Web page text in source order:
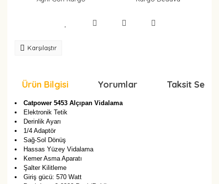
Karşılaştır
Ürün Bilgisi Yorumlar Taksit
Catpower 5453 Alçıpan Vidalama
Elektronik Tetik
Derinlik Ayarı
1/4 Adaptör
Sağ-Sol Dönüş
Hassas Yüzey Vidalama
Kemer Asma Aparatı
Şalter Kilitleme
Giriş gücü: 570 Watt